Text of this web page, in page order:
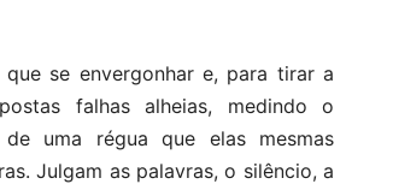
se envergonhar e, para tirar a
falhas alheias, medindo o
uma régua que elas mesmas
Julgam as palavras, o silêncio, a